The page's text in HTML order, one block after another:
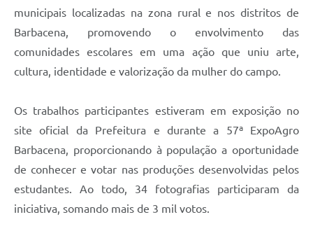
municipais localizadas na zona rural e nos distritos de
Barbacena, promovendo o envolvimento das
comunidades escolares em uma ação que uniu arte,
cultura, identidade e valorização da mulher do campo.
Os trabalhos participantes estiveram em exposição no
site oficial da Prefeitura e durante a 57ª ExpoAgro
Barbacena, proporcionando à população a oportunidade
de conhecer e votar nas produções desenvolvidas pelos
estudantes. Ao todo, 34 fotografias participaram da
iniciativa, somando mais de 3 mil votos.